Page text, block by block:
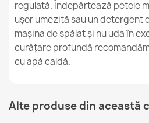
ANDRE Covor spălabil
158,90 lej
regulată. Îndepărtează petele
ușor umezită sau un detergent
mașina de spălat și nu uda în
curățare profundă
cu apă caldă.
Alte produse din această